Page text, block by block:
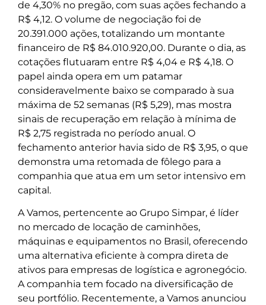
de 4,30% no pregão, com suas ações fechando a
R$ 4,12. O volume de negociação foi de
20.391.000 ações, totalizando um montante
financeiro de R$ 84.010.920,00. Durante o dia, as
cotações flutuaram entre R$ 4,04 e R$ 4,18. O
papel ainda opera em um patamar
consideravelmente baixo se comparado à sua
máxima de 52 semanas (R$ 5,29), mas mostra
sinais de recuperação em relação à mínima de
R$ 2,75 registrada no período anual. O
fechamento anterior havia sido de R$ 3,95, o que
demonstra uma retomada de fôlego para a
companhia que atua em um setor intensivo em
capital.
A Vamos, pertencente ao Grupo Simpar, é líder
no mercado de locação de caminhões,
máquinas e equipamentos no Brasil, oferecendo
uma alternativa eficiente à compra direta de
ativos para empresas de logística e agronegócio.
A companhia tem focado na diversificação de
seu portfólio. Recentemente, a Vamos anunciou